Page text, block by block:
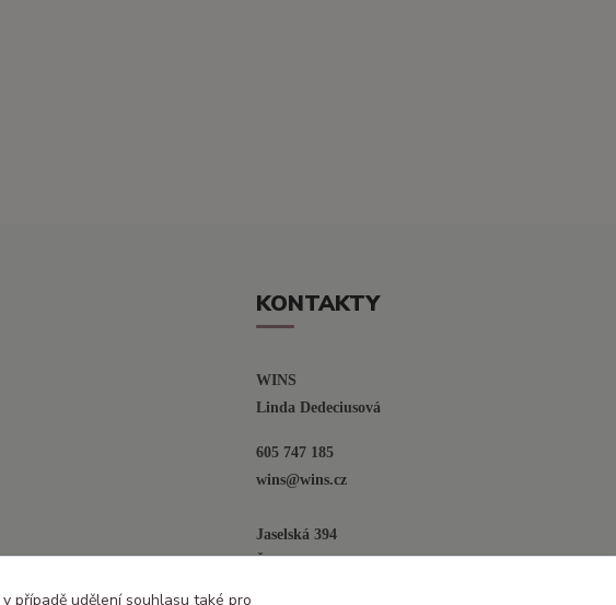
KONTAKTY
WINS
Linda Dedeciusová
605 747 185
wins@wins.cz
Jaselská 394
Šenov u N. Jičína
případě udělení souhlasu také pro